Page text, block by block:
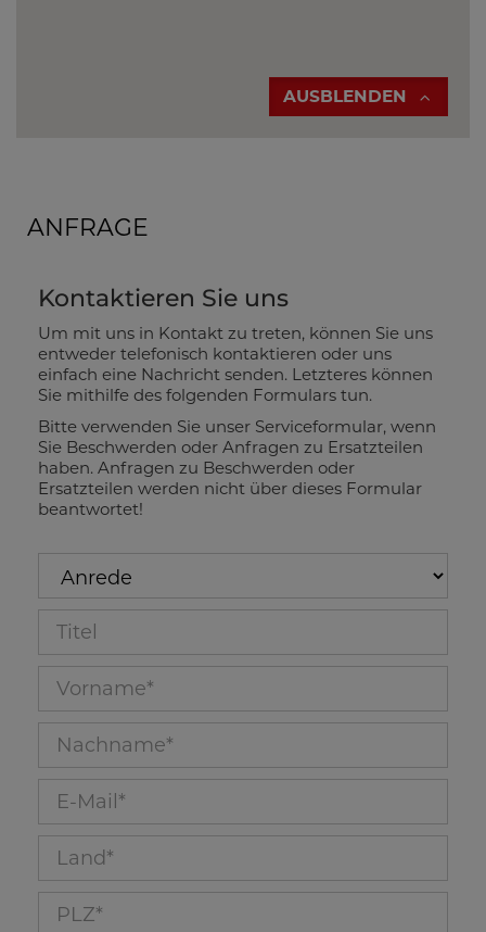
AUSBLENDEN
ANFRAGE
Kontaktieren Sie uns
Um mit uns in Kontakt zu treten, können Sie uns
entweder telefonisch kontaktieren oder uns
einfach eine Nachricht senden. Letzteres können
Sie mithilfe des folgenden Formulars tun.
Bitte verwenden Sie unser Serviceformular, wenn
Sie Beschwerden oder Anfragen zu Ersatzteilen
haben. Anfragen zu Beschwerden oder
Ersatzteilen werden nicht über dieses Formular
beantwortet!
Anrede
Titel_53
Vorname_10
Nachname_11
E-Mail_12
Land_40
PLZ_39